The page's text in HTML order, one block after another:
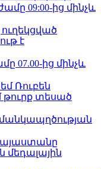
09:00-ից մինչև
ուղեկցված
է
07.00-ից մինչև
Ռուբեն
թուրք տեսած